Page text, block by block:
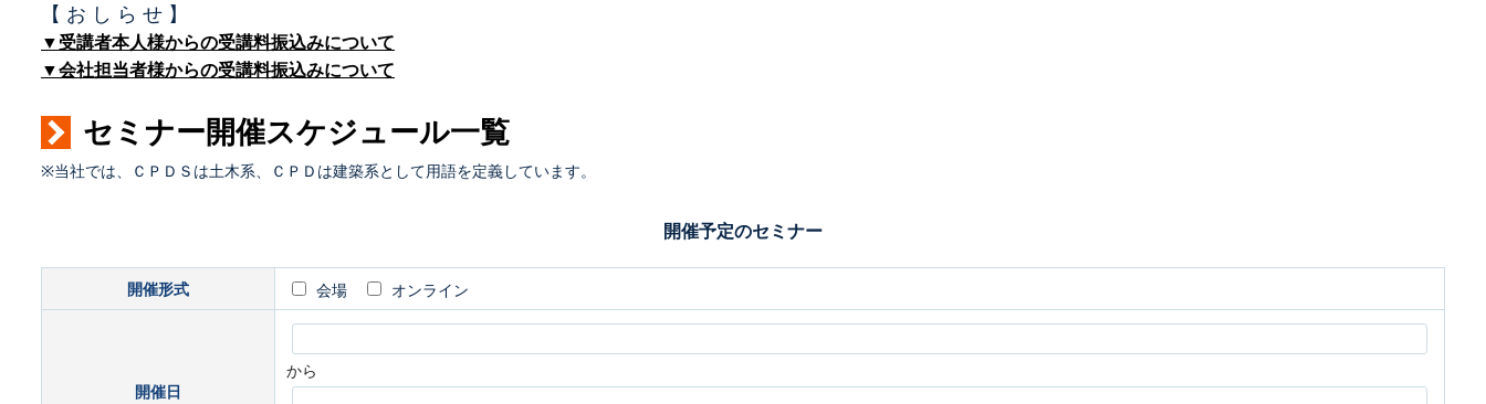
【 お し ら せ 】
▼受講者本人様からの受講料振込みについて
▼会社担当者様からの受講料振込みについて
セミナー開催スケジュール一覧
※当社では、ＣＰＤＳは土木系、ＣＰＤは建築系として用語を定義しています。
開催予定のセミナー
開催形式 会場 オンライン
開催日
から